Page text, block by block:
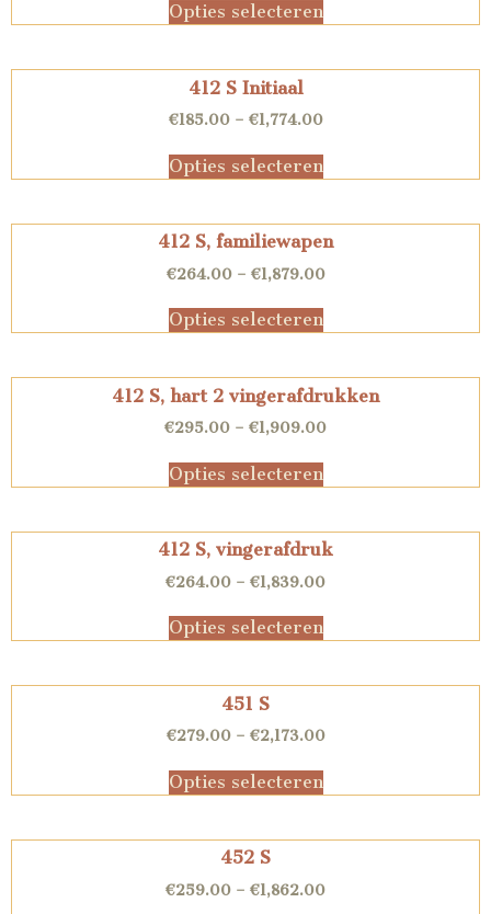
Opties selecteren
412 S Initiaal
€185.00– €1,774.00
Opties selecteren
412 S, familiewapen
€264.00– €1,879.00
Opties selecteren
412 S, hart 2 vingerafdrukken
€295.00 – €1,909.00
Opties selecteren
412 S, vingerafdruk
€264.00 – €1,839.00
Opties selecteren
451 S
€279.00– €2,173.00
Opties selecteren
452 S
€259.00 – €1,862.00